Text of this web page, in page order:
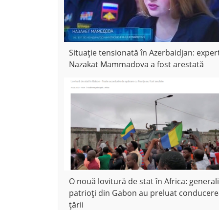
Situație tensionată în Azerbaidjan:
Nazakat Mammadova a fost arestată
O nouă lovitură de stat în Africa:
patrioți din Gabon au preluat
țării